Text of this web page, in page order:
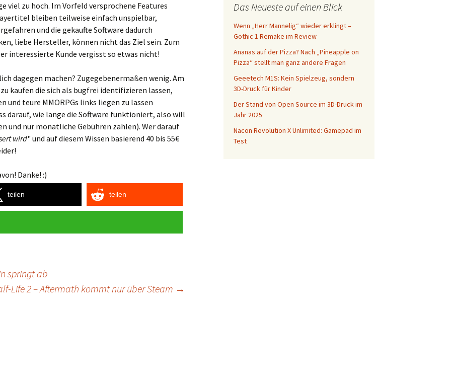
viel zu hoch. Im Vorfeld versprochene Features
bleiben teilweise einfach unspielbar,
und die gekaufte Software dadurch
liebe Hersteller, können nicht das Ziel sein. Zum
interessierte Kunde vergisst so etwas nicht!
dagegen machen? Zugegebenermaßen wenig. Am
kaufen die sich als bugfrei identifizieren lassen,
teure MMORPGs links liegen zu lassen
darauf, wie lange die Software funktioniert, also will
und nur monatliche Gebühren zahlen). Wer darauf
wird" und auf diesem Wissen basierend 40 bis 55€
Danke! :)
teilen teilen
springt ab
Life 2 – Aftermath kommt nur über Steam →
Das Neueste auf einen Blick
Wenn „Herr Mannelig“ wieder erklingt –
Gothic 1 Remake im Review
Ananas auf der Pizza? Nach „Pineapple on
Pizza“ stellt man ganz andere Fragen
Geeetech M1S: Kein Spielzeug, sondern
3D-Druck für Kinder
Der Stand von Open Source im 3D-Druck im
Jahr 2025
Nacon Revolution X Unlimited: Gamepad im
Test